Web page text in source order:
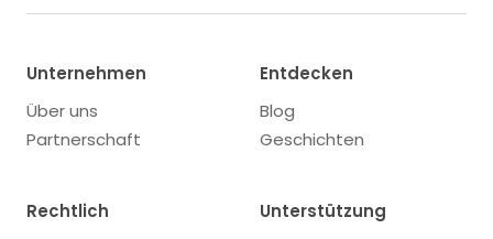
Unternehmen
Über uns
Partnerschaft
Entdecken
Blog
Geschichten
Rechtlich
Unterstützung